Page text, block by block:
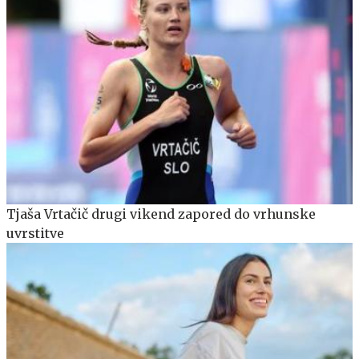
Tjaša Vrtačič drugi vikend zapored do vrhunske
uvrstitve